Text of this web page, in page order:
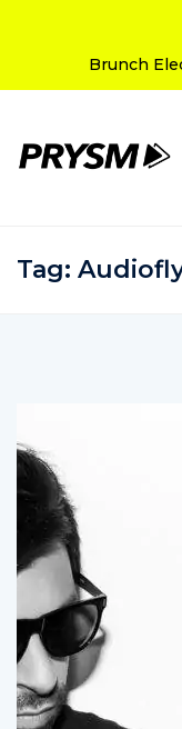
Brunch
Tag: